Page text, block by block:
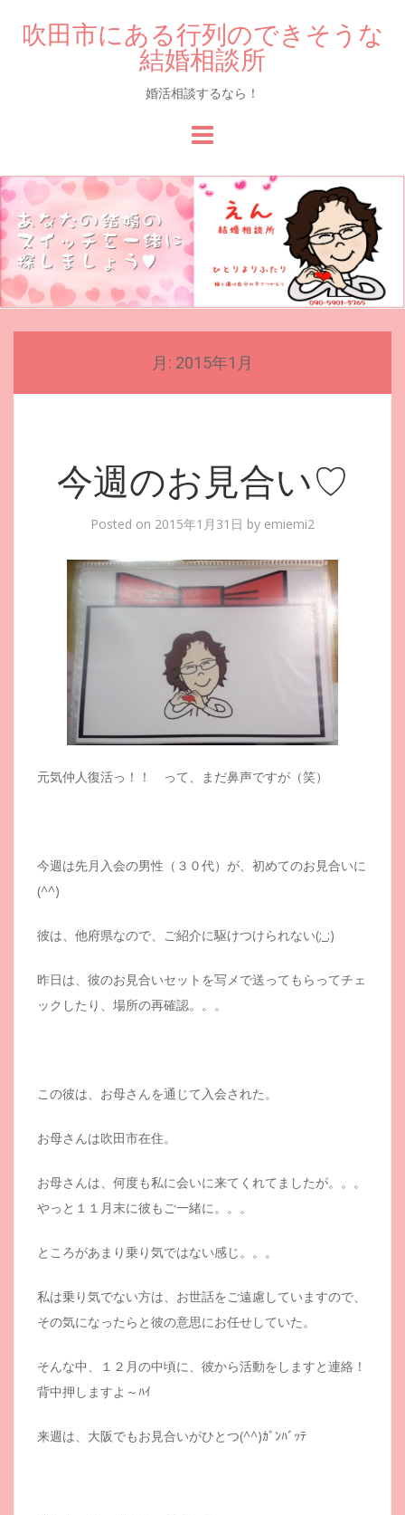
吹田市にある行列のできそうな
結婚相談所
婚活相談するなら！
to
content
月: 2015年1月
今週のお見合い♡
Posted on 2015年1月31日 by emiemi2
元気仲人復活っ！！ って、まだ鼻声ですが（笑）
今週は先月入会の男性（３０代）が、初めてのお見合いに
(^^)
彼は、他府県なので、ご紹介に駆けつけられない(;_;)
昨日は、彼のお見合いセットを写メで送ってもらってチェ
ックしたり、場所の再確認。。。
この彼は、お母さんを通じて入会された。
お母さんは吹田市在住。
お母さんは、何度も私に会いに来てくれてましたが。。。
やっと１１月末に彼もご一緒に。。。
ところがあまり乗り気ではない感じ。。。
私は乗り気でない方は、お世話をご遠慮していますので、
その気になったらと彼の意思にお任せしていた。
そんな中、１２月の中頃に、彼から活動をしますと連絡！
背中押しますよ～ﾊｲ
来週は、大阪でもお見合いがひとつ(^^)ｶﾞﾝﾊﾞｯﾃ